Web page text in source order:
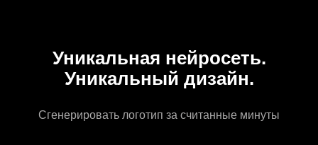
Уникальная нейросеть.
Уникальный дизайн.
Сгенерировать логотип за считанные минуты